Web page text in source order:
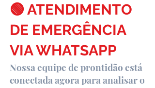
🟢 ATENDIMENTO
DE EMERGÊNCIA
VIA WHATSAPP
Nossa equipe de prontidão está
conectada agora para analisar o